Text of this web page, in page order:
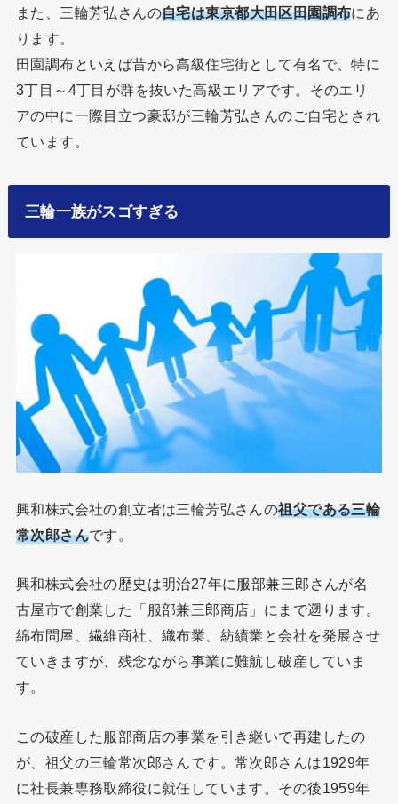
また、三輪芳弘さんの自宅は東京都大田区田園調布にあ
ります。
田園調布といえば昔から高級住宅街として有名で、特に
3丁目～4丁目が群を抜いた高級エリアです。そのエリ
アの中に一際目立つ豪邸が三輪芳弘さんのご自宅とされ
ています。
三輪一族がスゴすぎる
興和株式会社の創立者は三輪芳弘さんの祖父である三輪
常次郎さんです。
興和株式会社の歴史は明治27年に服部兼三郎さんが名
古屋市で創業した「服部兼三郎商店」にまで遡ります。
綿布問屋、繊維商社、織布業、紡績業と会社を発展させ
ていきますが、残念ながら事業に難航し破産していま
す。
この破産した服部商店の事業を引き継いで再建したの
が、祖父の三輪常次郎さんです。常次郎さんは1929年
に社長兼専務取締役に就任しています。その後1959年